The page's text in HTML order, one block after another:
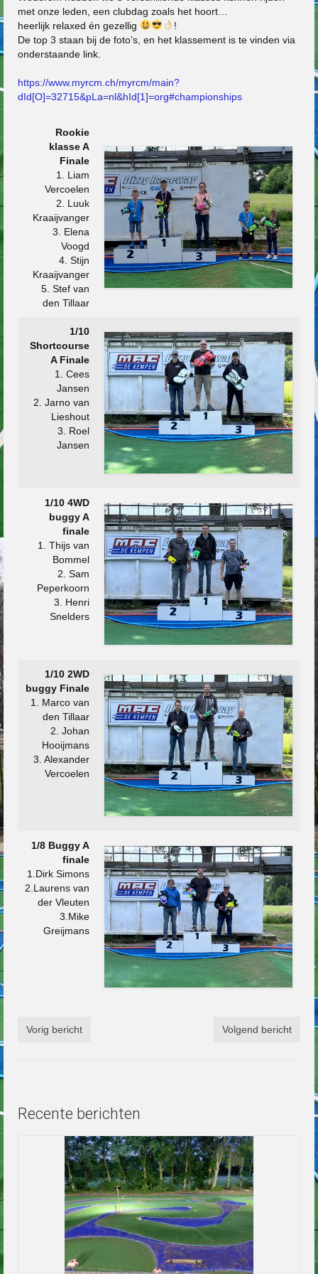
met onze leden, een clubdag zoals het hoort…
heerlijk relaxed én gezellig
!
De top 3 staan bij de foto’s, en het klassement is te vinden via
onderstaande link.
https://www.myrcm.ch/myrcm/main?
dId[O]=32715&pLa=nl&hId[1]=org#championships
Rookie
klasse A
Finale
1. Liam
Vercoelen
2. Luuk
Kraaijvanger
3. Elena
Voogd
4. Stijn
Kraaijvanger
5. Stef van
den Tillaar
1/10
Shortcourse
A Finale
1. Cees
Jansen
2. Jarno van
Lieshout
3. Roel
Jansen
1/10 4WD
buggy A
finale
1. Thijs van
Bommel
2. Sam
Peperkoorn
3. Henri
Snelders
1/10 2WD
buggy Finale
1. Marco van
den Tillaar
2. Johan
Hooijmans
3. Alexander
Vercoelen
1/8 Buggy A
finale
1.Dirk Simons
2.Laurens van
der Vleuten
3.Mike
Greijmans
Vorig bericht Volgend bericht
Recente berichten